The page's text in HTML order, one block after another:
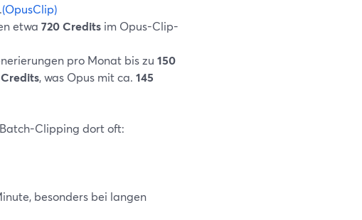
(OpusClip)
etwa 720 Credits im Opus-Clip-
pro Monat bis zu 150
, was Opus mit ca. 145
Clipping dort oft:
besonders bei langen